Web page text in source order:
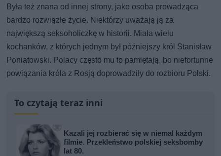
Była też znana od innej strony, jako osoba prowadząca
bardzo rozwiązłe życie. Niektórzy uważają ją za
największą seksoholiczkę w historii. Miała wielu
kochanków, z których jednym był późniejszy król Stanisław
Poniatowski. Polacy często mu to pamiętają, bo niefortunne
powiązania króla z Rosją doprowadziły do rozbioru Polski.
To czytają teraz inni
Kazali jej rozbierać się w niemal każdym
filmie. Przekleństwo polskiej seksbomby
lat 80.